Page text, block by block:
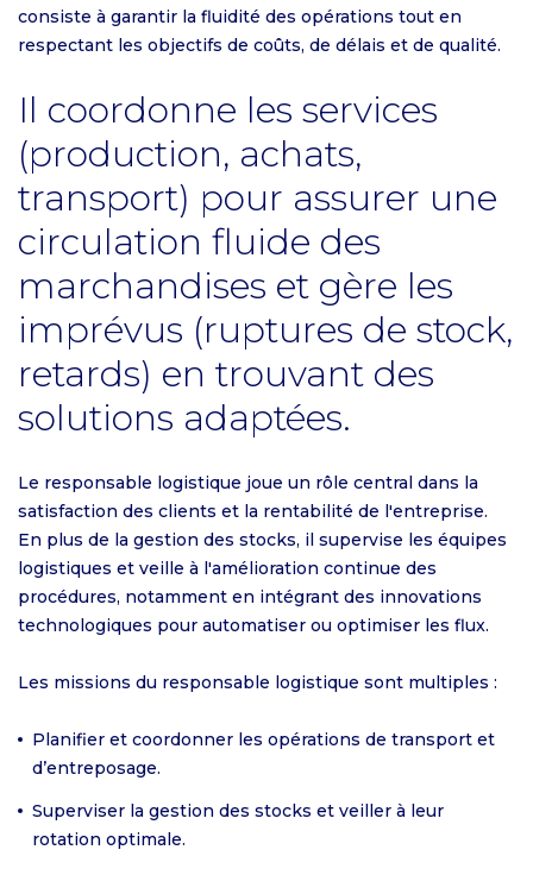
consiste à garantir la fluidité des opérations tout en
respectant les objectifs de coûts, de délais et de qualité.
Il coordonne les services
(production, achats,
transport) pour assurer une
circulation fluide des
marchandises et gère les
imprévus (ruptures de stock,
retards) en trouvant des
solutions adaptées.
Le responsable logistique joue un rôle central dans la
satisfaction des clients et la rentabilité de l'entreprise.
En plus de la gestion des stocks, il supervise les équipes
logistiques et veille à l'amélioration continue des
procédures, notamment en intégrant des innovations
technologiques pour automatiser ou optimiser les flux.
Les missions du responsable logistique sont multiples :
Planifier et coordonner les opérations de transport et
d’entreposage.
Superviser la gestion des stocks et veiller à leur
rotation optimale.